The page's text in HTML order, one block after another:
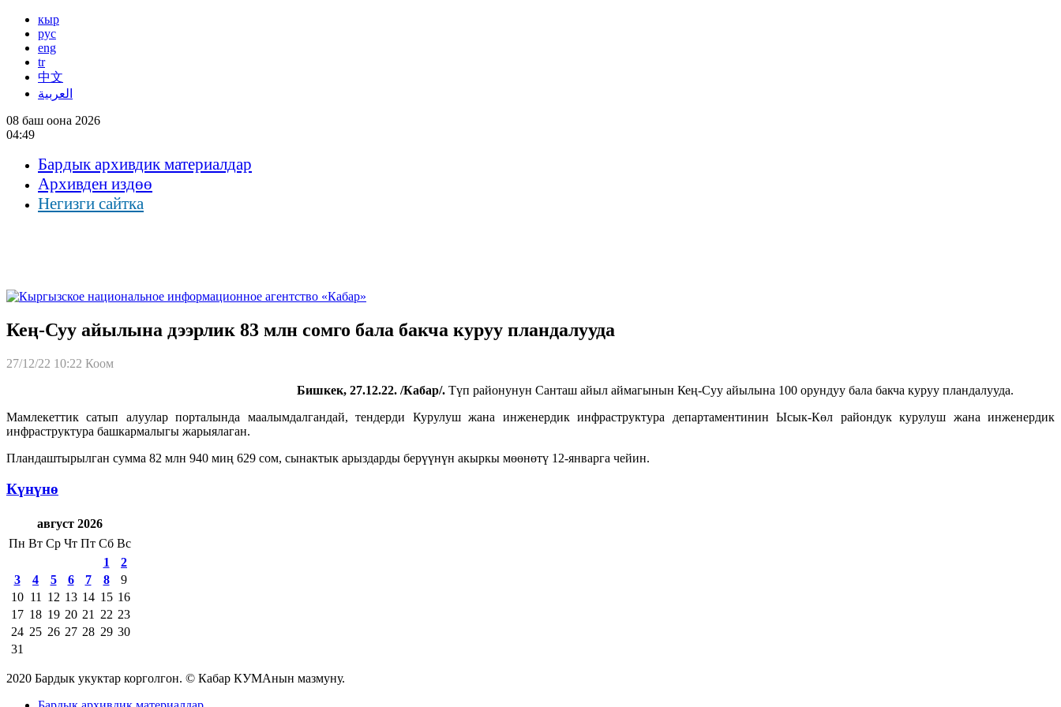
кыр
рус
eng
tr
中文
العربية
08 баш оона 2026
04:49
Бардык архивдик материалдар
Архивден издөө
Негизги сайтка
Кең-Суу айылына дээрлик 83 млн сомго бала бакча куруу пландалууда
27/12/22 10:22 Коом
Бишкек, 27.12.22. /Кабар/. Түп районунун Санташ айыл аймагынын Кең-Суу айылына 100 орундуу бала бакча куруу пландалууда.
Мамлекеттик сатып алуулар порталында маалымдалгандай, тендерди Курулуш жана инженердик инфраструктура департаментинин Ысык-Көл райондук курулуш жана инженердик
инфраструктура башкармалыгы жарыялаган.
Пландаштырылган сумма 82 млн 940 миң 629 сом, сынактык арыздарды берүүнүн акыркы мөөнөтү 12-январга чейин.
Күнүнө
август 2026
Пн Вт Ср Чт Пт Сб Вс
1
2
3
4 5 6 7 8
9
10 11 12 13 14 15 16
17 18 19 20 21 22 23
24 25 26 27 28 29 30
31
2020 Бардык укуктар корголгон. © Кабар КУМАнын мазмуну.